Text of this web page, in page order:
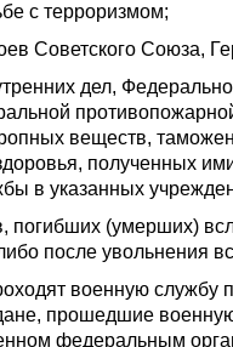
с терроризмом;
Советского Союза,
дел,
веществ,
полученных
в указанных
погибших (умерших)
после увольнения
военную службу
прошедшие
федеральным